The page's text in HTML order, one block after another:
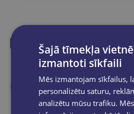
Līdzīgas preces
Ieskaties, varbūt noder
Šajā tīmekļa
izmantoti sīkfaili
Mēs izmantojam sīkfailus,
personalizētu saturu,
analizētu mūsu trafiku.